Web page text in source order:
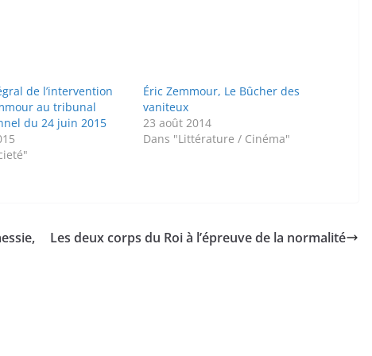
de l’intervention
au tribunal
du 24 juin 2015
Éric Zemmour, Le Bûcher des
vaniteux
23 août 2014
Dans "Littérature / Cinéma"
Les deux corps du Roi à l’épreuve de la normalité